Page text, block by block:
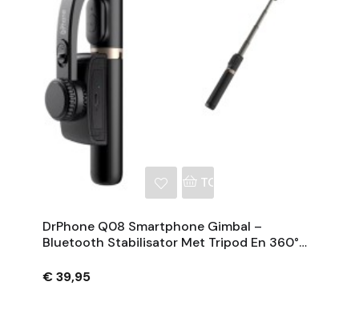
TOEVOEGEN AAN
DrPhone Q08 Smartphone Gimbal –
Bluetooth Stabilisator Met Tripod En 360°
€ 39,95